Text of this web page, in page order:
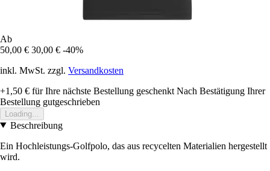
Ab
50,00 € 30,00 € -40%
inkl. MwSt. zzgl. Versandkosten
+1,50 € für Ihre nächste Bestellung geschenkt Nach Bestätigung Ihrer
Bestellung gutgeschrieben
Loading...
Beschreibung
Ein Hochleistungs-Golfpolo, das aus recycelten Materialien hergestellt
wird.